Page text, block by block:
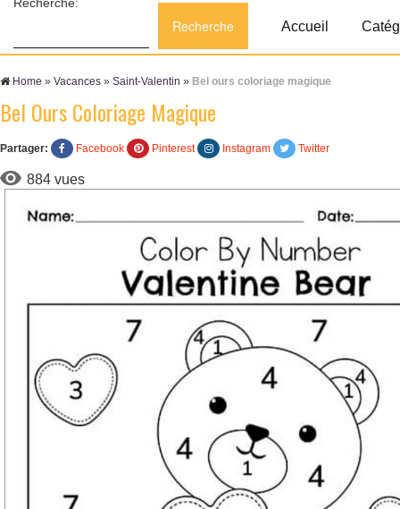
Accueil
Home » Vacances » Saint-Valentin » Bel ours coloriage magique
Bel Ours Coloriage Magique
Partager: Facebook Pinterest Instagram Twitter
884 vues